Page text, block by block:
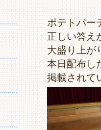
ポテトパー
正しい答え
大盛り上が
本日配布し
掲載されて